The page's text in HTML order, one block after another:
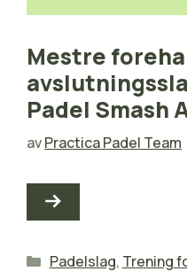
Mestre
Padel Smash
avPractica Padel Team
Kategorier
Padelslag, Trening